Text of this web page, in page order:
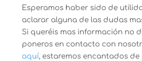
Esperamos haber sido de
aclarar alguna de las dudas
Si queréis mas información no
poneros en contacto con
aquí, estaremos encantados